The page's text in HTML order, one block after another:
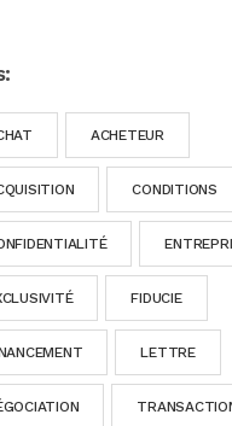
ACHETEUR
CONDITIONS
FIDUCIE
LETTRE